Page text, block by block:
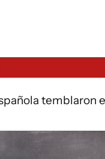
temblaron